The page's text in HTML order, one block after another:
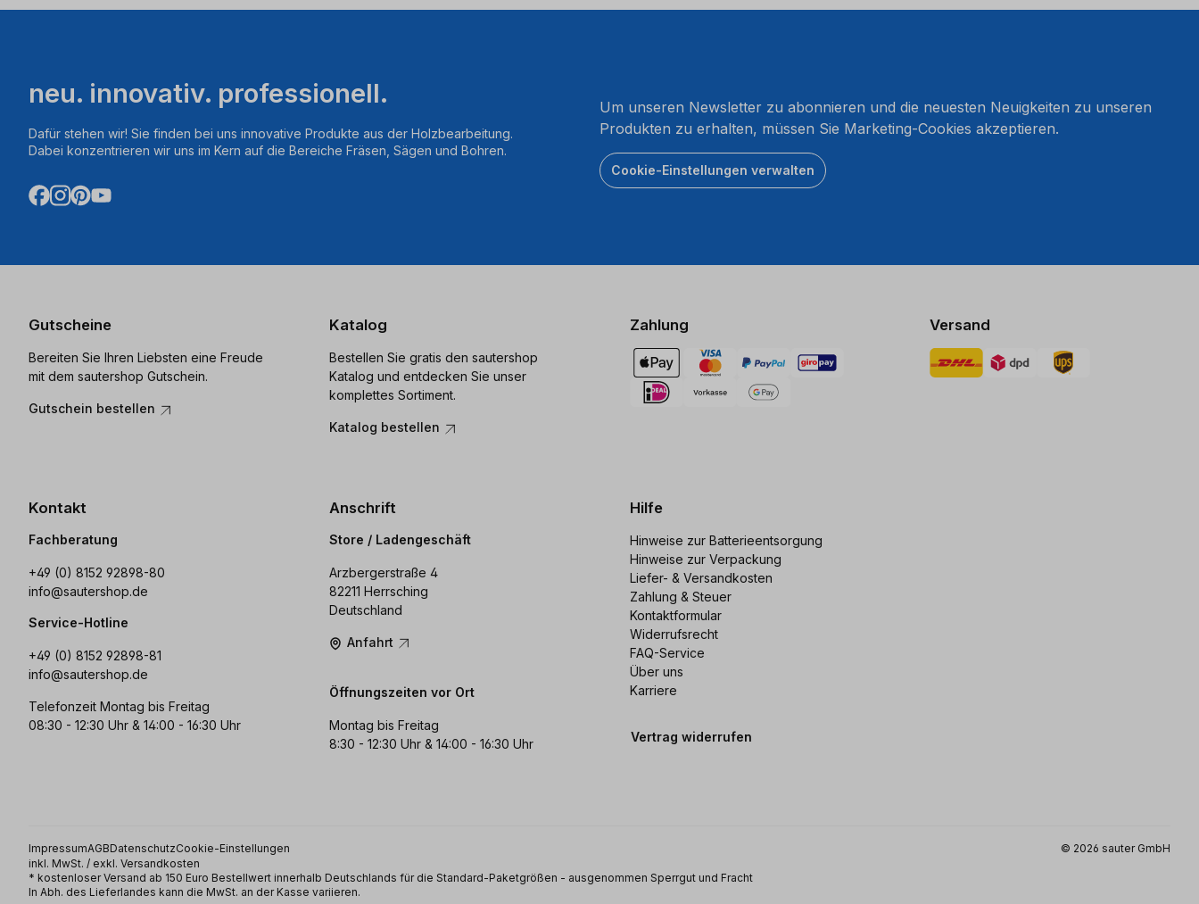
neu. innovativ. professionell.
Dafür stehen wir! Sie finden bei uns innovative Produkte aus der Holzbearbeitung.
Dabei konzentrieren wir uns im Kern auf die Bereiche Fräsen, Sägen und Bohren.
Um unseren Newsletter zu abonnieren und die neuesten Neuigkeiten zu unseren
Produkten zu erhalten, müssen Sie Marketing-Cookies akzeptieren.
Cookie-Einstellungen verwalten
Gutscheine
Bereiten Sie Ihren Liebsten eine Freude
mit dem sautershop Gutschein.
Gutschein bestellen
Katalog
Bestellen Sie gratis den sautershop
Katalog und entdecken Sie unser
komplettes Sortiment.
Katalog bestellen
Zahlung Versand
Kontakt
Fachberatung
+49 (0) 8152 92898-80
info@sautershop.de
Service-Hotline
+49 (0) 8152 92898-81
info@sautershop.de
Telefonzeit Montag bis Freitag
08:30 - 12:30 Uhr & 14:00 - 16:30 Uhr
Anschrift
Store / Ladengeschäft
Arzbergerstraße 4
82211 Herrsching
Deutschland
Anfahrt
Öffnungszeiten vor Ort
Montag bis Freitag
8:30 - 12:30 Uhr & 14:00 - 16:30 Uhr
Hilfe
Hinweise zur Batterieentsorgung
Hinweise zur Verpackung
Liefer- & Versandkosten
Zahlung & Steuer
Kontaktformular
Widerrufsrecht
FAQ-Service
Über uns
Karriere
Vertrag widerrufen
ImpressumAGBDatenschutzCookie-Einstellungen
© 2026 sauter GmbH
inkl. MwSt. / exkl. Versandkosten
* kostenloser Versand ab 150 Euro Bestellwert innerhalb Deutschlands für die Standard-Paketgrößen - ausgenommen Sperrgut und Fracht
In Abh. des Lieferlandes kann die MwSt. an der Kasse variieren.